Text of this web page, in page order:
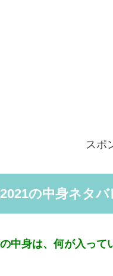
スポ
の中身ネタバ
中身は、何が入って